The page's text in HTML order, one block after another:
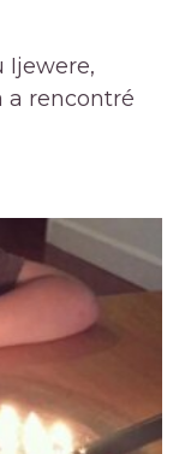
Ijewere,
a rencontré